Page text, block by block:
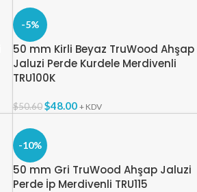
-5%
50 mm Kirli Beyaz TruWood Ahşap
Jaluzi Perde Kurdele Merdivenli
TRU100K
$50.60 $48.00 + KDV
-10%
50 mm Gri TruWood Ahşap Jaluzi
Perde İp Merdivenli TRU115